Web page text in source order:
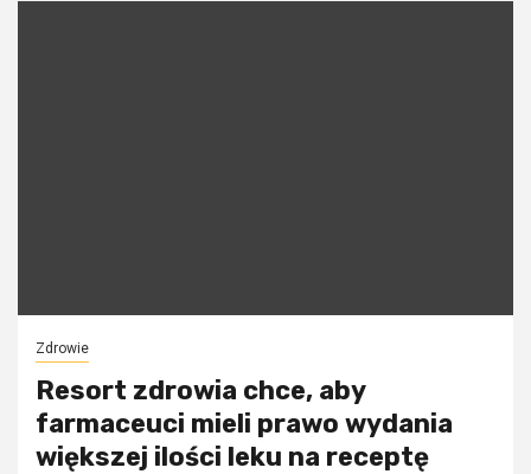
Zdrowie
Resort zdrowia chce, aby
farmaceuci mieli prawo wydania
większej ilości leku na receptę